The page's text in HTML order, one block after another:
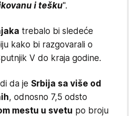
i tešku".
trebalo bi sledeće
kako bi razgovarali o
V do kraja godine.
da je Srbija sa više od
, odnosno 7,5 odsto
mestu u svetu po broju